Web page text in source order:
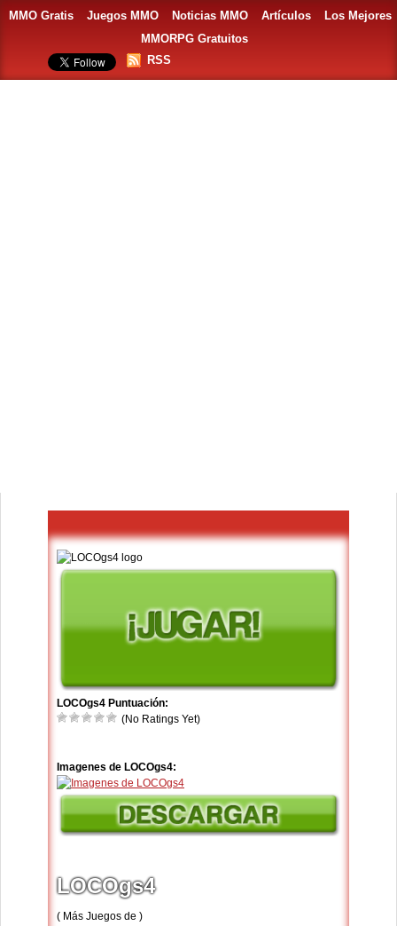
MMO Gratis Juegos MMO Noticias MMO Artículos
Los Mejores
MMORPG Gratuitos
RSS
LOCOgs4 Puntuación:
(No Ratings Yet)
Imagenes de LOCOgs4:
LOCOgs4
( Más Juegos de )